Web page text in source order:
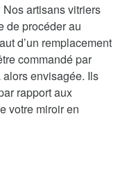
artisans vitriers
de procéder au
d’un remplacement
commandé par
envisagée. Ils
rapport aux
votre miroir en